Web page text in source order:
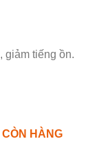
giảm tiếng ồn.
CÒN HÀNG